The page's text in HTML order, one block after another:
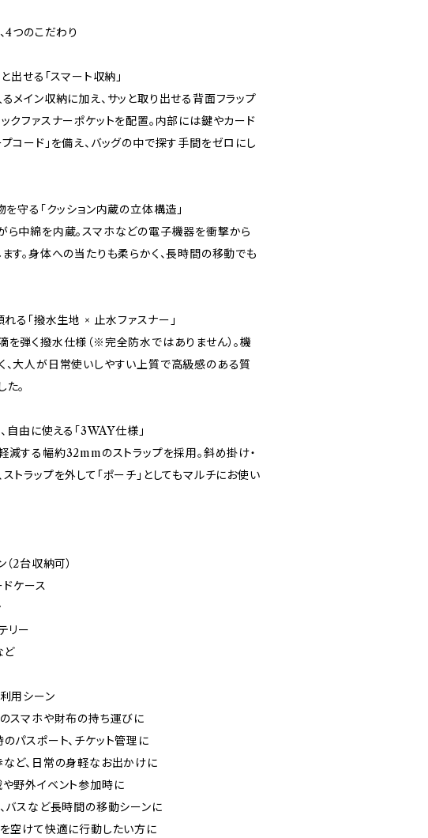
4つのこだわり
と出せる「スマート収納」
メイン収納に加え、サッと取り出せる背面フラップ
クファスナーポケットを配置。内部には鍵やカード
コード」を備え、バッグの中で探す手間をゼロにし
を守る「クッション内蔵の立体構造」
ら中綿を内蔵。スマホなどの電子機器を衝撃から
す。身体への当たりも柔らかく、長時間の移動でも
れる「撥水生地 × 止水ファスナー」
を弾く撥水仕様（※完全防水ではありません）。機
、大人が日常使いしやすい上質で高級感のある質
。
、自由に使える「3WAY仕様」
減する幅約32mmのストラップを採用。斜め掛け・
トラップを外して「ポーチ」としてもマルチにお使い
（2台収納可）
ケース
リー
ど
用シーン
のスマホや財布の持ち運びに
パスポート、チケット管理に
など、日常の身軽なお出かけに
や野外イベント参加時に
バスなど長時間の移動シーンに
を空けて快適に行動したい方に